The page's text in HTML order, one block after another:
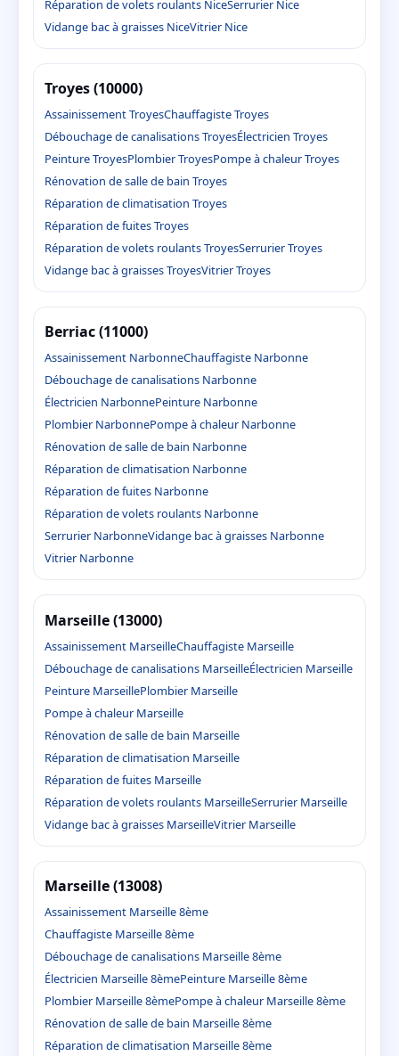
Réparation de volets roulants NiceSerrurier Nice
Vidange bac à graisses NiceVitrier Nice
Troyes (10000)
Assainissement TroyesChauffagiste Troyes
Débouchage de canalisations TroyesÉlectricien Troyes
Peinture TroyesPlombier TroyesPompe à chaleur Troyes
Rénovation de salle de bain Troyes
Réparation de climatisation Troyes
Réparation de fuites Troyes
Réparation de volets roulants TroyesSerrurier Troyes
Vidange bac à graisses TroyesVitrier Troyes
Berriac (11000)
Assainissement NarbonneChauffagiste Narbonne
Débouchage de canalisations Narbonne
Électricien NarbonnePeinture Narbonne
Plombier NarbonnePompe à chaleur Narbonne
Rénovation de salle de bain Narbonne
Réparation de climatisation Narbonne
Réparation de fuites Narbonne
Réparation de volets roulants Narbonne
Serrurier NarbonneVidange bac à graisses Narbonne
Vitrier Narbonne
Marseille (13000)
Assainissement MarseilleChauffagiste Marseille
Débouchage de canalisations MarseilleÉlectricien Marseille
Peinture MarseillePlombier Marseille
Pompe à chaleur Marseille
Rénovation de salle de bain Marseille
Réparation de climatisation Marseille
Réparation de fuites Marseille
Réparation de volets roulants MarseilleSerrurier Marseille
Vidange bac à graisses MarseilleVitrier Marseille
Marseille (13008)
Assainissement Marseille 8ème
Chauffagiste Marseille 8ème
Débouchage de canalisations Marseille 8ème
Électricien Marseille 8èmePeinture Marseille 8ème
Plombier Marseille 8èmePompe à chaleur Marseille 8ème
Rénovation de salle de bain Marseille 8ème
Réparation de climatisation Marseille 8ème